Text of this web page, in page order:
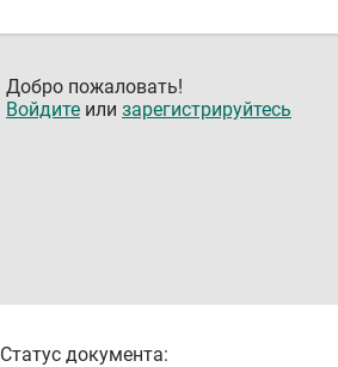
Добро пожаловать!
Войдите или зарегистрируйтесь
Статус документа: